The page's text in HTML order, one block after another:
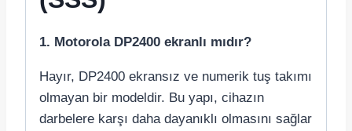
1. Motorola DP2400 ekranlı mıdır?
Hayır, DP2400 ekransız ve numerik tuş takımı
olmayan bir modeldir. Bu yapı, cihazın
darbelere karşı daha dayanıklı olmasını sağlar